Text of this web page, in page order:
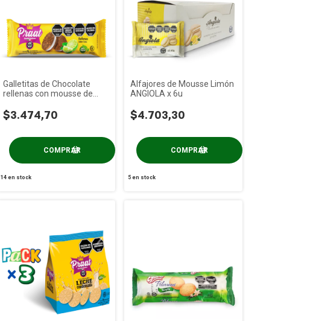
Galletitas de Chocolate
rellenas con mousse de
$3.474,70
14 en stock
Alfajores de Mousse Limón
ANGIOLA x 6u
$4.703,30
5 en stock